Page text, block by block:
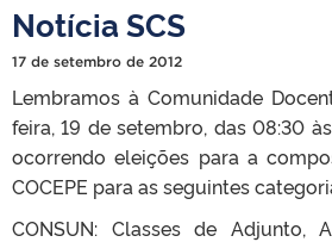
Notícia SCS
17 de setembro de 2012
Lembramos à Comunidade
feira, 19 de setembro, das 08:30
ocorrendo eleições para a
COCEPE para as seguintes
CONSUN: Classes de Adjunto,